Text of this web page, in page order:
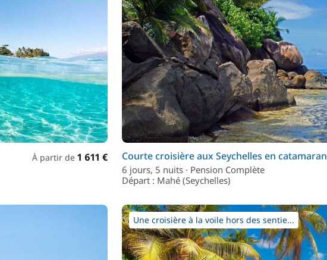
À partir de 1 611 € Courte croisière aux Seychelles en catamaran
6 jours, 5 nuits · Pension Complète
Départ : Mahé (Seychelles)
Une croisière à la voile hors des sentie...